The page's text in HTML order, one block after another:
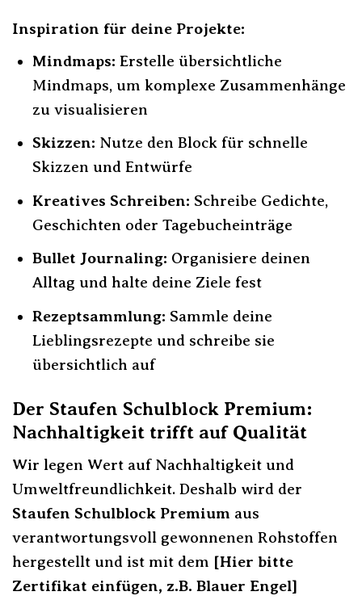
Inspiration für deine Projekte:
Mindmaps: Erstelle übersichtliche
Mindmaps, um komplexe Zusammenhänge
zu visualisieren
Skizzen: Nutze den Block für schnelle
Skizzen und Entwürfe
Kreatives Schreiben: Schreibe Gedichte,
Geschichten oder Tagebucheinträge
Bullet Journaling: Organisiere deinen
Alltag und halte deine Ziele fest
Rezeptsammlung: Sammle deine
Lieblingsrezepte und schreibe sie
übersichtlich auf
Der Staufen Schulblock Premium:
Nachhaltigkeit trifft auf Qualität
Wir legen Wert auf Nachhaltigkeit und
Umweltfreundlichkeit. Deshalb wird der
Staufen Schulblock Premium aus
verantwortungsvoll gewonnenen Rohstoffen
hergestellt und ist mit dem [Hier bitte
Zertifikat einfügen, z.B. Blauer Engel]